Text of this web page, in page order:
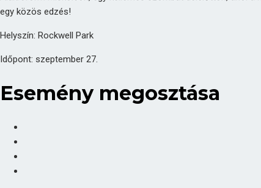
egy közös edzés!
Helyszín: Rockwell Park
Időpont: szeptember 27.
Esemény megosztása